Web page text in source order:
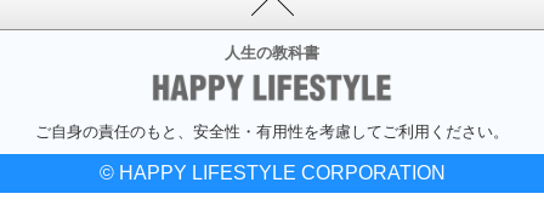
人生の教科書
ご自身の責任のもと、安全性・有用性を考慮してご利用ください。
© HAPPY LIFESTYLE CORPORATION